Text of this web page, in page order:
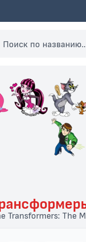
Transformers: The